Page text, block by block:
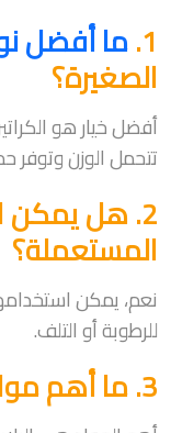
1. ما أفضل
الصغيرة؟
أفضل خيار هو
تتحمل الوزن وتوفر
2. هل يمكن
المستعملة؟
نعم، يمكن
للرطوبة أو التلف.
3. ما أهم مواد التغليف المستخدمة؟